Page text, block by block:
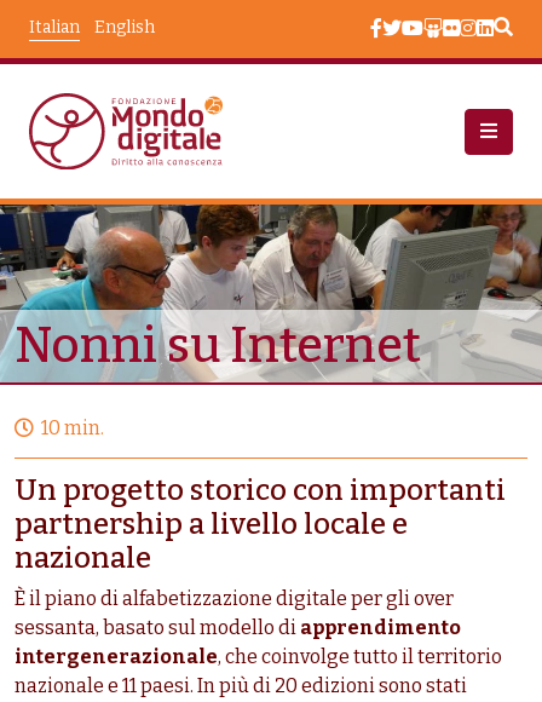
English
Italian
Progetti Nonni Su Internet
Nonni su Internet
10 min.
Un progetto storico con importanti
partnership a livello locale e
nazionale
È il piano di alfabetizzazione digitale per gli over
sessanta, basato sulmodello di apprendimento
intergenerazionale, che coinvolge tutto il territorio
nazionale e 11 paesi. In più di 20 edizioni sono stati